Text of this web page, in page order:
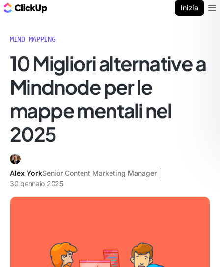
Inizia
MIND MAPPING
10 Migliori alternative a
Mindnode per le
mappe mentali nel
2025
Alex YorkSenior Content Marketing Manager
30 gennaio 2025